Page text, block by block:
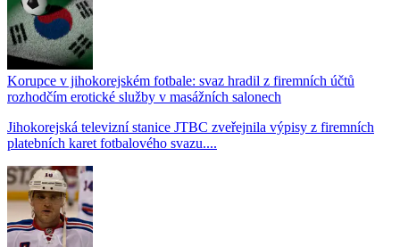
Korupce v jihokorejském fotbale: svaz hradil z firemních účtů
rozhodčím erotické služby v masážních salonech
Jihokorejská televizní stanice JTBC zveřejnila výpisy z firemních
platebních karet fotbalového svazu....